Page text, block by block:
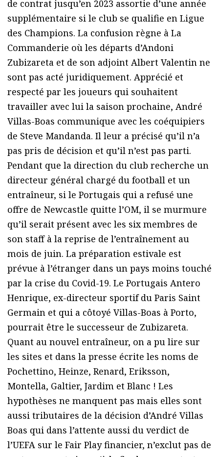
de contrat jusqu’en 2023 assortie d’une année
supplémentaire si le club se qualifie en Ligue
des Champions. La confusion règne à La
Commanderie où les départs d’Andoni
Zubizareta et de son adjoint Albert Valentin ne
sont pas acté juridiquement. Apprécié et
respecté par les joueurs qui souhaitent
travailler avec lui la saison prochaine, André
Villas-Boas communique avec les coéquipiers
de Steve Mandanda. Il leur a précisé qu’il n’a
pas pris de décision et qu’il n’est pas parti.
Pendant que la direction du club recherche un
directeur général chargé du football et un
entraîneur, si le Portugais qui a refusé une
offre de Newcastle quitte l’OM, il se murmure
qu’il serait présent avec les six membres de
son staff à la reprise de l’entraînement au
mois de juin. La préparation estivale est
prévue à l’étranger dans un pays moins touché
par la crise du Covid-19. Le Portugais Antero
Henrique, ex-directeur sportif du Paris Saint
Germain et qui a côtoyé Villas-Boas à Porto,
pourrait être le successeur de Zubizareta.
Quant au nouvel entraîneur, on a pu lire sur
les sites et dans la presse écrite les noms de
Pochettino, Heinze, Renard, Eriksson,
Montella, Galtier, Jardim et Blanc ! Les
hypothèses ne manquent pas mais elles sont
aussi tributaires de la décision d’André Villas
Boas qui dans l’attente aussi du verdict de
l’UEFA sur le Fair Play financier, n’exclut pas de